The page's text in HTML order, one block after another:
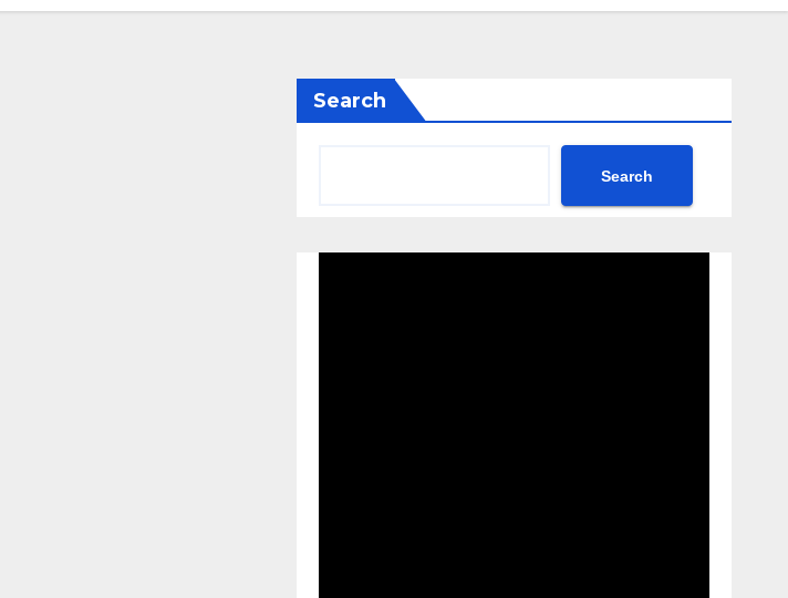
Search
Search